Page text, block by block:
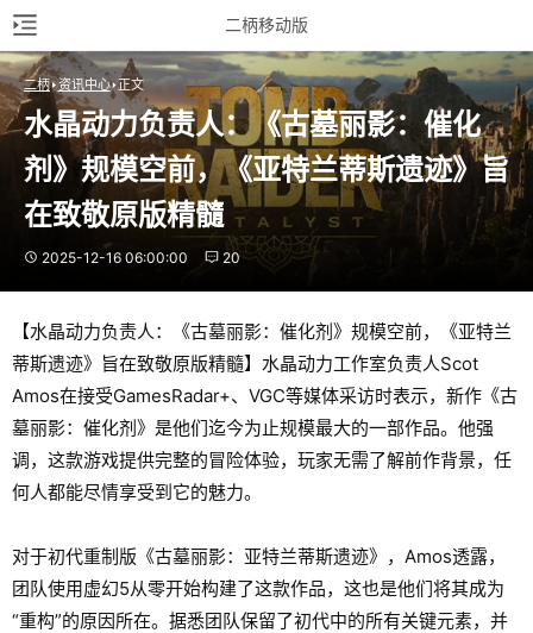
二柄移动版
二柄 资讯中心 正文
水晶动力负责人：《古墓丽影：催化
剂》规模空前，《亚特兰蒂斯遗迹》旨
在致敬原版精髓
2025-12-16 06:00:00 20
【水晶动力负责人：《古墓丽影：催化剂》规模空前，《亚特兰
蒂斯遗迹》旨在致敬原版精髓】水晶动力工作室负责人Scot
Amos在接受GamesRadar+、VGC等媒体采访时表示，新作《古
墓丽影：催化剂》是他们迄今为止规模最大的一部作品。他强
调，这款游戏提供完整的冒险体验，玩家无需了解前作背景，任
何人都能尽情享受到它的魅力。
对于初代重制版《古墓丽影：亚特兰蒂斯遗迹》，Amos透露，
团队使用虚幻5从零开始构建了这款作品，这也是他们将其成为
“重构”的原因所在。据悉团队保留了初代中的所有关键元素，并